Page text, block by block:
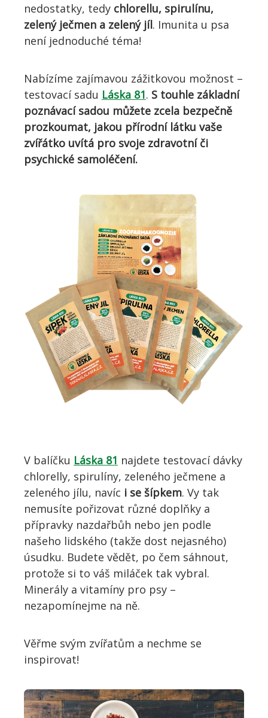
nedostatky, tedy chlorellu, spirulínu,
zelený ječmen a zelený jíl. Imunita u psa
není jednoduché téma!
Nabízíme zajímavou zážitkovou možnost –
testovací sadu Láska 81. S touhle základní
poznávací sadou můžete zcela bezpečně
prozkoumat, jakou přírodnílátku vaše
zvířátko uvítá pro svoje zdravotní či
psychické samoléčení.
V balíčku Láska 81 najdete testovací dávky
chlorelly, spirulíny, zeleného ječmene a
zeleného jílu, navíc i se šípkem. Vy tak
nemusíte pořizovat různé doplňky a
přípravky nazdařbůh nebo jen podle
našeho lidského (takže dost nejasného)
úsudku. Budete vědět, po čem sáhnout,
protože si to váš miláček tak vybral.
Minerály a vitamíny pro psy –
nezapomínejme na ně.
Věřme svým zvířatům a nechme se
inspirovat!